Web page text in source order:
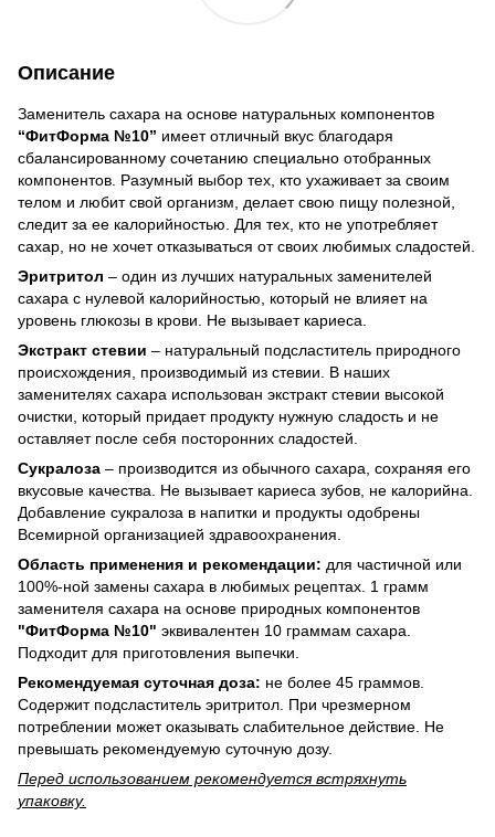
Описание
Заменитель сахара на основе натуральных компонентов
“ФитФорма №10” имеет отличный вкус благодаря
сбалансированному сочетанию специально отобранных
компонентов. Разумный выбор тех, кто ухаживает за своим
телом и любит свой организм, делает свою пищу полезной,
следит за ее калорийностью. Для тех, кто не употребляет
сахар, но не хочет отказываться от своих любимых сладостей.
Эритритол – один из лучших натуральных заменителей
сахара с нулевой калорийностью, который не влияет на
уровень глюкозы в крови. Не вызывает кариеса.
Экстракт стевии – натуральный подсластитель природного
происхождения, производимый из стевии. В наших
заменителях сахара использован экстракт стевии высокой
очистки, который придает продукту нужную сладость и не
оставляет после себя посторонних сладостей.
Сукралоза – производится из обычного сахара, сохраняя его
вкусовые качества. Не вызывает кариеса зубов, не калорийна.
Добавление сукралоза в напитки и продукты одобрены
Всемирной организацией здравоохранения.
Область применения и рекомендации: для частичной или
100%-ной замены сахара в любимых рецептах. 1 грамм
заменителя сахара на основе природных компонентов
"ФитФорма №10" эквивалентен 10 граммам сахара.
Подходит для приготовления выпечки.
Рекомендуемая суточная доза: не более 45 граммов.
Содержит подсластитель эритритол. При чрезмерном
потреблении может оказывать слабительное действие. Не
превышать рекомендуемую суточную дозу.
Перед использованием рекомендуется встряхнуть
упаковку.